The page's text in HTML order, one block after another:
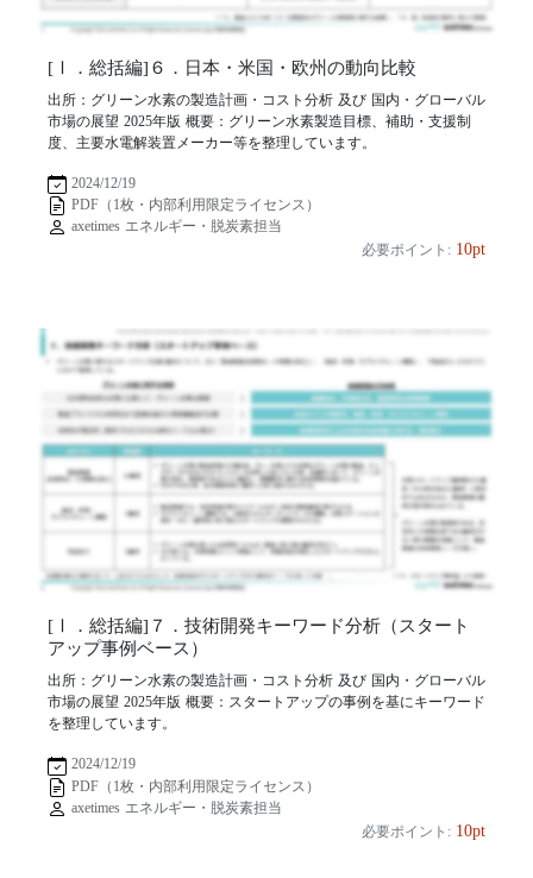
[Ⅰ．総括編]６．日本・米国・欧州の動向比較
出所：グリーン水素の製造計画・コスト分析 及び 国内・グローバル
市場の展望 2025年版 概要：グリーン水素製造目標、補助・支援制
度、主要水電解装置メーカー等を整理しています。
2024/12/19
PDF（1枚・内部利用限定ライセンス）
axetimes エネルギー・脱炭素担当
必要ポイント: 10pt
[Ⅰ．総括編]７．技術開発キーワード分析（スタート
アップ事例ベース）
出所：グリーン水素の製造計画・コスト分析 及び 国内・グローバル
市場の展望 2025年版 概要：スタートアップの事例を基にキーワード
を整理しています。
2024/12/19
PDF（1枚・内部利用限定ライセンス）
axetimes エネルギー・脱炭素担当
必要ポイント: 10pt